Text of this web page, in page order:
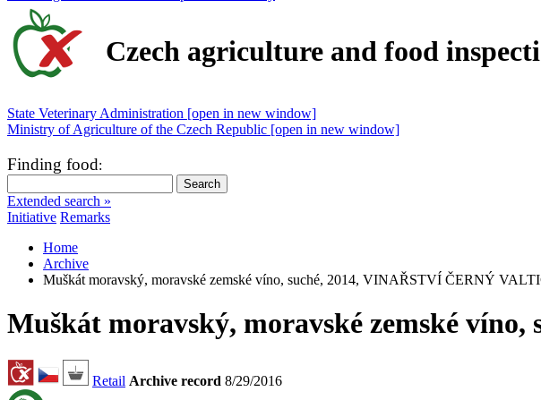
Czech agriculture and food
State Veterinary Administration [open in new window]
Ministry of Agriculture of the Czech Republic [open in new window]
Finding food:
Extended search »
Initiative Remarks
Home
Archive
Muškát moravský, moravské zemské víno, suché, 2014, VINAŘSTVÍ ČERNÝ
Muškát moravský, moravské zemské
Retail Archive record 8/29/2016